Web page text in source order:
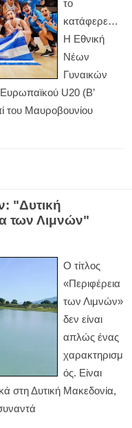
το
κατάφερε…
Η Εθνική
Νέων
Γυναικών
U20 (B’
του Μαυροβουνίου
"Δυτική
των Λιμνών"
Ο τίτλος
«Περιφέρεια
των Λιμνών»
δεν είναι
απλώς ένας
χαρακτηρισμ
ός. Είναι
στη Δυτική Μακεδονία,